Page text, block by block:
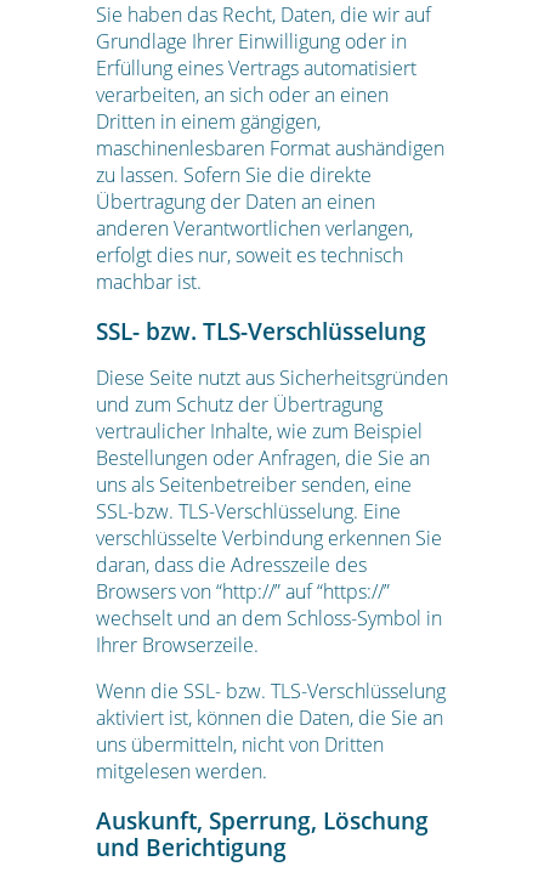
Sie haben das Recht, Daten, die wir auf
Grundlage Ihrer Einwilligung oder in
Erfüllung eines Vertrags automatisiert
verarbeiten, an sich oder an einen
Dritten in einem gängigen,
maschinenlesbaren Format aushändigen
zu lassen. Sofern Sie die direkte
Übertragung der Daten an einen
anderen Verantwortlichen verlangen,
erfolgt dies nur, soweit es technisch
machbar ist.
SSL- bzw. TLS-Verschlüsselung
Diese Seite nutzt aus Sicherheitsgründen
und zum Schutz der Übertragung
vertraulicher Inhalte, wie zum Beispiel
Bestellungen oder Anfragen, die Sie an
uns als Seitenbetreiber senden, eine
SSL-bzw. TLS-Verschlüsselung. Eine
verschlüsselte Verbindung erkennen Sie
daran, dass die Adresszeile des
Browsers von “http://” auf “https://”
wechselt und an dem Schloss-Symbol in
Ihrer Browserzeile.
Wenn die SSL- bzw. TLS-Verschlüsselung
aktiviert ist, können die Daten, die Sie an
uns übermitteln, nicht von Dritten
mitgelesen werden.
Auskunft, Sperrung, Löschung
und Berichtigung